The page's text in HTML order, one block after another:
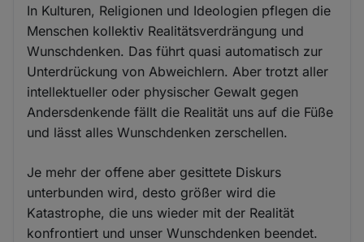
In Kulturen, Religionen und Ideologien pflegen die
Menschen kollektiv Realitätsverdrängung und
Wunschdenken. Das führt quasi automatisch zur
Unterdrückung von Abweichlern. Aber trotzt aller
intellektueller oder physischer Gewalt gegen
Andersdenkende fällt die Realität uns auf die Füße
und lässt alles Wunschdenken zerschellen.
Je mehr der offene aber gesittete Diskurs
unterbunden wird, desto größer wird die
Katastrophe, die uns wieder mit der Realität
konfrontiert und unser Wunschdenken beendet.